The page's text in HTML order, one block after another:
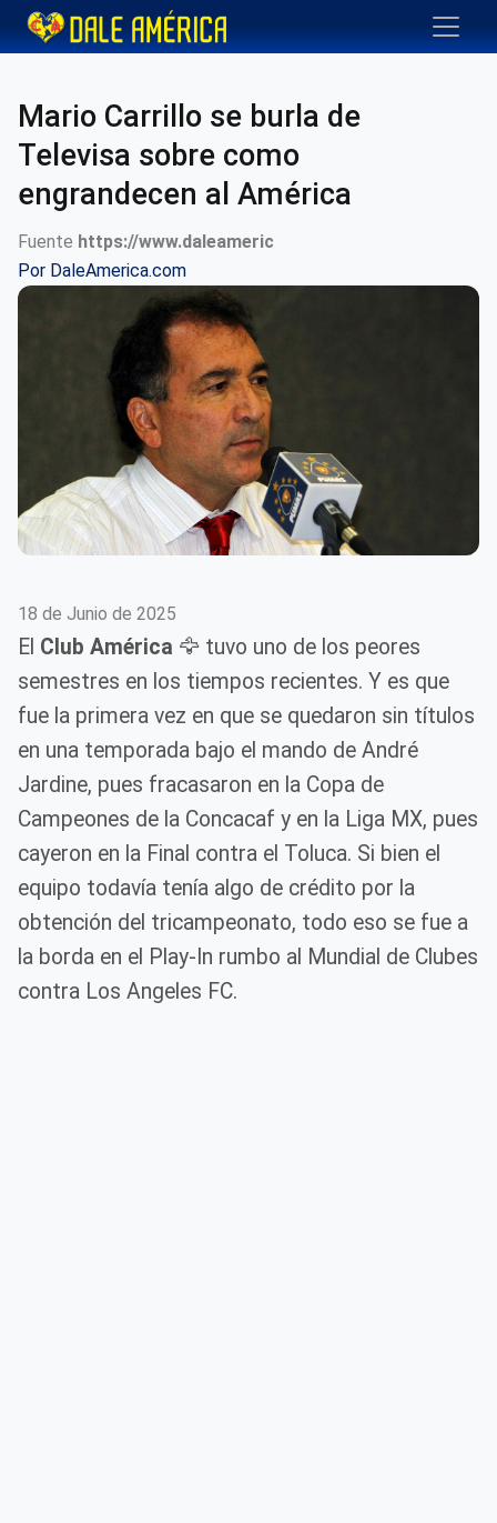
Mario Carrillo se burla de
Televisa sobre como
engrandecen al América
Fuente https://www.daleameric
Por DaleAmerica.com
18 de Junio de 2025
El Club América 🦅 tuvo uno de los peores
semestres en los tiempos recientes. Y es que
fue la primera vez en que se quedaron sin títulos
en una temporada bajo el mando de André
Jardine, pues fracasaron en la Copa de
Campeones de la Concacaf y en la Liga MX, pues
cayeron en la Final contra el Toluca. Si bien el
equipo todavía tenía algo de crédito por la
obtención del tricampeonato, todo eso se fue a
la borda en el Play-In rumbo al Mundial de Clubes
contra Los Angeles FC.